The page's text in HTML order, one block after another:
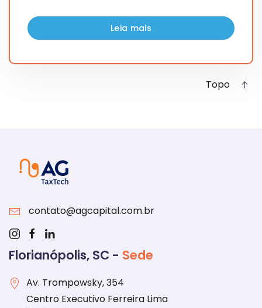
Leia mais
Topo
contato@agcapital.com.br
Florianópolis, SC - Sede
Av. Trompowsky, 354
Centro Executivo Ferreira Lima